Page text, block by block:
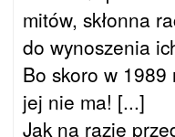
mitów, skłonna
do wynoszenia
Bo skoro w 1989
jej nie ma! [...]
Jak na razie